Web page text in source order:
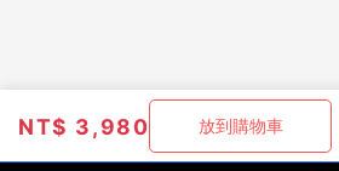
NT$ 3,980 放到購物車